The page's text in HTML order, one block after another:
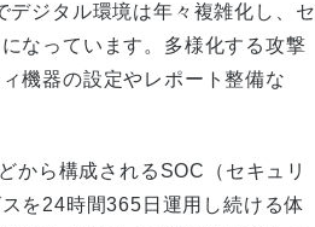
ジタル環境は年々複雑化し、セ
なっています。多様化する攻撃
機器の設定やレポート整備な
から構成されるSOC（セキュリ
を24時間365日運用し続ける体